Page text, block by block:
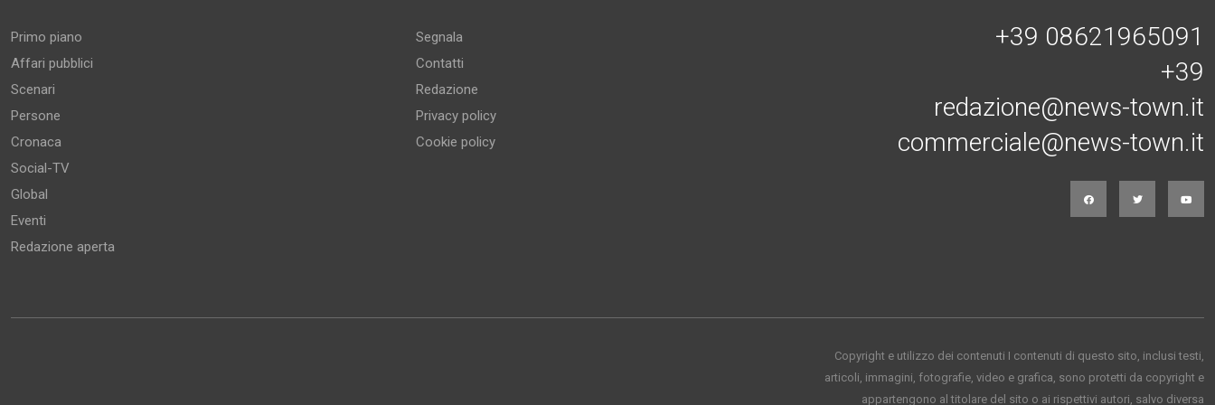
Primo piano
Affari pubblici
Scenari
Persone
Cronaca
Social-TV
Global
Eventi
Redazione aperta
Segnala
Contatti
Redazione
Privacy policy
Cookie policy
+39 08621965091
+39
redazione@news-town.it
commerciale@news-town.it
Copyright e utilizzo dei contenuti I contenuti di questo sito, inclusi testi,
articoli, immagini, fotografie, video e grafica, sono protetti da copyright e
appartengono al titolare del sito o ai rispettivi autori, salvo diversa